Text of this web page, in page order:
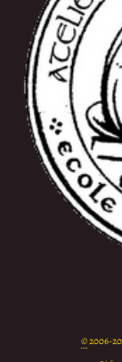
©2006-